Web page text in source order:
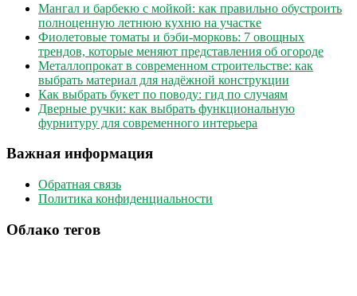
Мангал и барбекю с мойкой: как правильно обустроить
полноценную летнюю кухню на участке
Фиолетовые томаты и бэби-морковь: 7 овощных
трендов, которые меняют представления об огороде
Металлопрокат в современном строительстве: как
выбрать материал для надёжной конструкции
Как выбрать букет по поводу: гид по случаям
Дверные ручки: как выбрать функциональную
фурнитуру для современного интерьера
Важная информация
Обратная связь
Политика конфиденциальности
Облако тегов